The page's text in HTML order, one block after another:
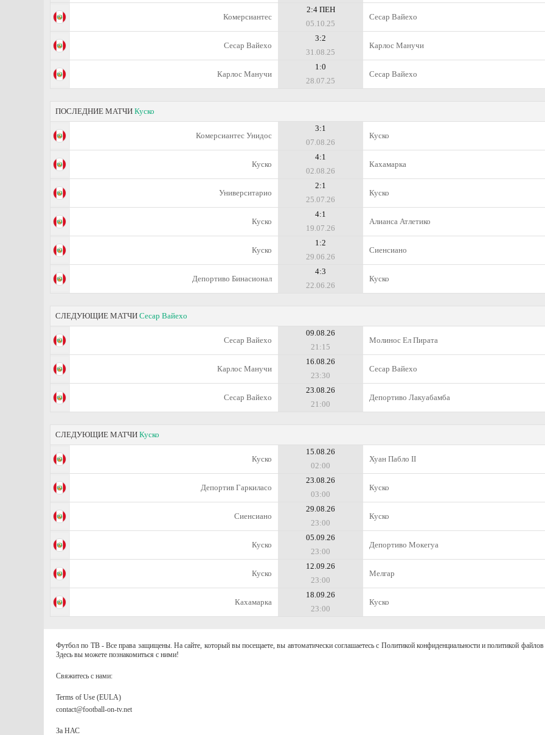
Комерсиантес
2:4 ПЕН
05.10.25
Сесар Вайехо
Сесар Вайехо
3:2
31.08.25
Карлос Манучи
Карлос Манучи
1:0
28.07.25
Сесар Вайехо
ПОСЛЕДНИЕ МАТЧИ Куско
Комерсиантес Унидос
3:1
07.08.26
Куско
Куско
4:1
02.08.26
Кахамарка
Университарио
2:1
25.07.26
Куско
Куско
4:1
19.07.26
Алианса Атлетико
Куско
1:2
29.06.26
Сиенсиано
Депортиво Бинасионал
4:3
22.06.26
Куско
СЛЕДУЮЩИЕ МАТЧИ Сесар Вайехо
Сесар Вайехо
09.08.26
21:15
Молинос Ел Пирата
Карлос Манучи
16.08.26
23:30
Сесар Вайехо
Сесар Вайехо
23.08.26
21:00
Депортиво Лакуабамба
СЛЕДУЮЩИЕ МАТЧИ Куско
Куско
15.08.26
02:00
Хуан Пабло II
Депортив Гаркиласо
23.08.26
03:00
Куско
Сиенсиано
29.08.26
23:00
Куско
Куско
05.09.26
23:00
Депортиво Мокегуа
Куско
12.09.26
23:00
Мелгар
Кахамарка
18.09.26
23:00
Куско
Футбол по ТВ - Все права защищены. На сайте, который вы посещаете, вы автоматически соглашаетесь с Политикой конфиденциальности и политикой
Здесь вы можете познакомиться с ними!
Свяжитесь с нами:
Terms of Use (EULA)
contact@football-on-tv.net
За НАС